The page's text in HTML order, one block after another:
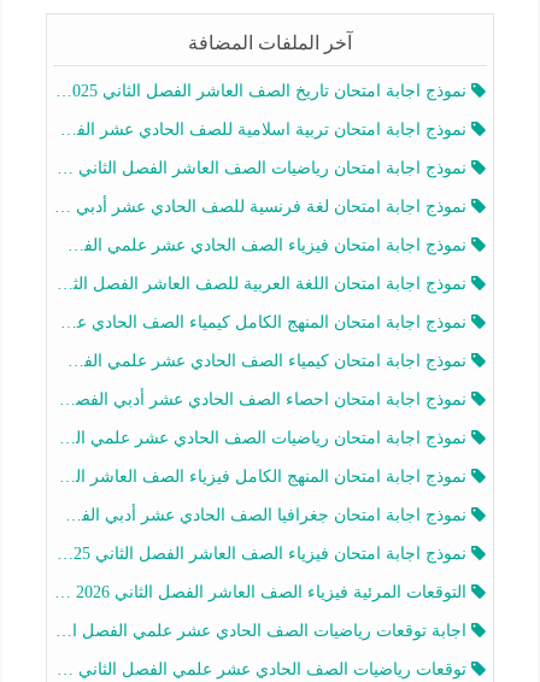
آخر الملفات المضافة
نموذج اجابة امتحان تاريخ الصف العاشر الفصل الثاني 2025-2026
نموذج اجابة امتحان تربية اسلامية للصف الحادي عشر الفصل الثاني 2025-2026
نموذج اجابة امتحان رياضيات الصف العاشر الفصل الثاني 2025-2026
نموذج اجابة امتحان لغة فرنسية للصف الحادي عشر أدبي الفصل الثاني 2025-2026
نموذج اجابة امتحان فيزياء الصف الحادي عشر علمي الفصل الثاني 2025-2026
نموذج اجابة امتحان اللغة العربية للصف العاشر الفصل الثاني 2025-2026
نموذج اجابة امتحان المنهج الكامل كيمياء الصف الحادي عشر علمي الفصل الثاني 2025-2026
نموذج اجابة امتحان كيمياء الصف الحادي عشر علمي الفصل الثاني 2025-2026
نموذج اجابة امتحان احصاء الصف الحادي عشر أدبي الفصل الثاني 2025-2026
نموذج اجابة امتحان رياضيات الصف الحادي عشر علمي الفصل الثاني 2025-2026
نموذج اجابة امتحان المنهج الكامل فيزياء الصف العاشر الفصل الثاني 2025-2026
نموذج اجابة امتحان جغرافيا الصف الحادي عشر أدبي الفصل الثاني 2025-2026
نموذج اجابة امتحان فيزياء الصف العاشر الفصل الثاني 2025-2026
التوقعات المرئية فيزياء الصف العاشر الفصل الثاني 2026 أ هيثم الليثي
اجابة توقعات رياضيات الصف الحادي عشر علمي الفصل الثاني 2025-2026 أ عمرو فايز
توقعات رياضيات الصف الحادي عشر علمي الفصل الثاني 2025-2026 أ عمرو فايز